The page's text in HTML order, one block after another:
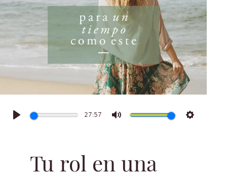
Play
27:57
Mute Settings
Tu rol en una